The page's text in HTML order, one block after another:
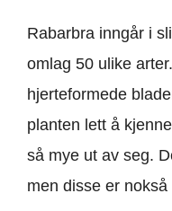
Rabarbra inngår i
omlag 50 ulike
hjerteformede
planten lett å
så mye ut av seg.
men disse er nokså